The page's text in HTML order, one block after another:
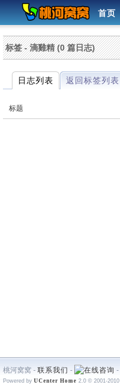
首页
标签 - 滴雞精 (0 篇日志)
日志列表 返回标签列表
标题
桃河窝窝 - 联系我们 - -
Powered by UCenter Home 2.0 © 2001-2010